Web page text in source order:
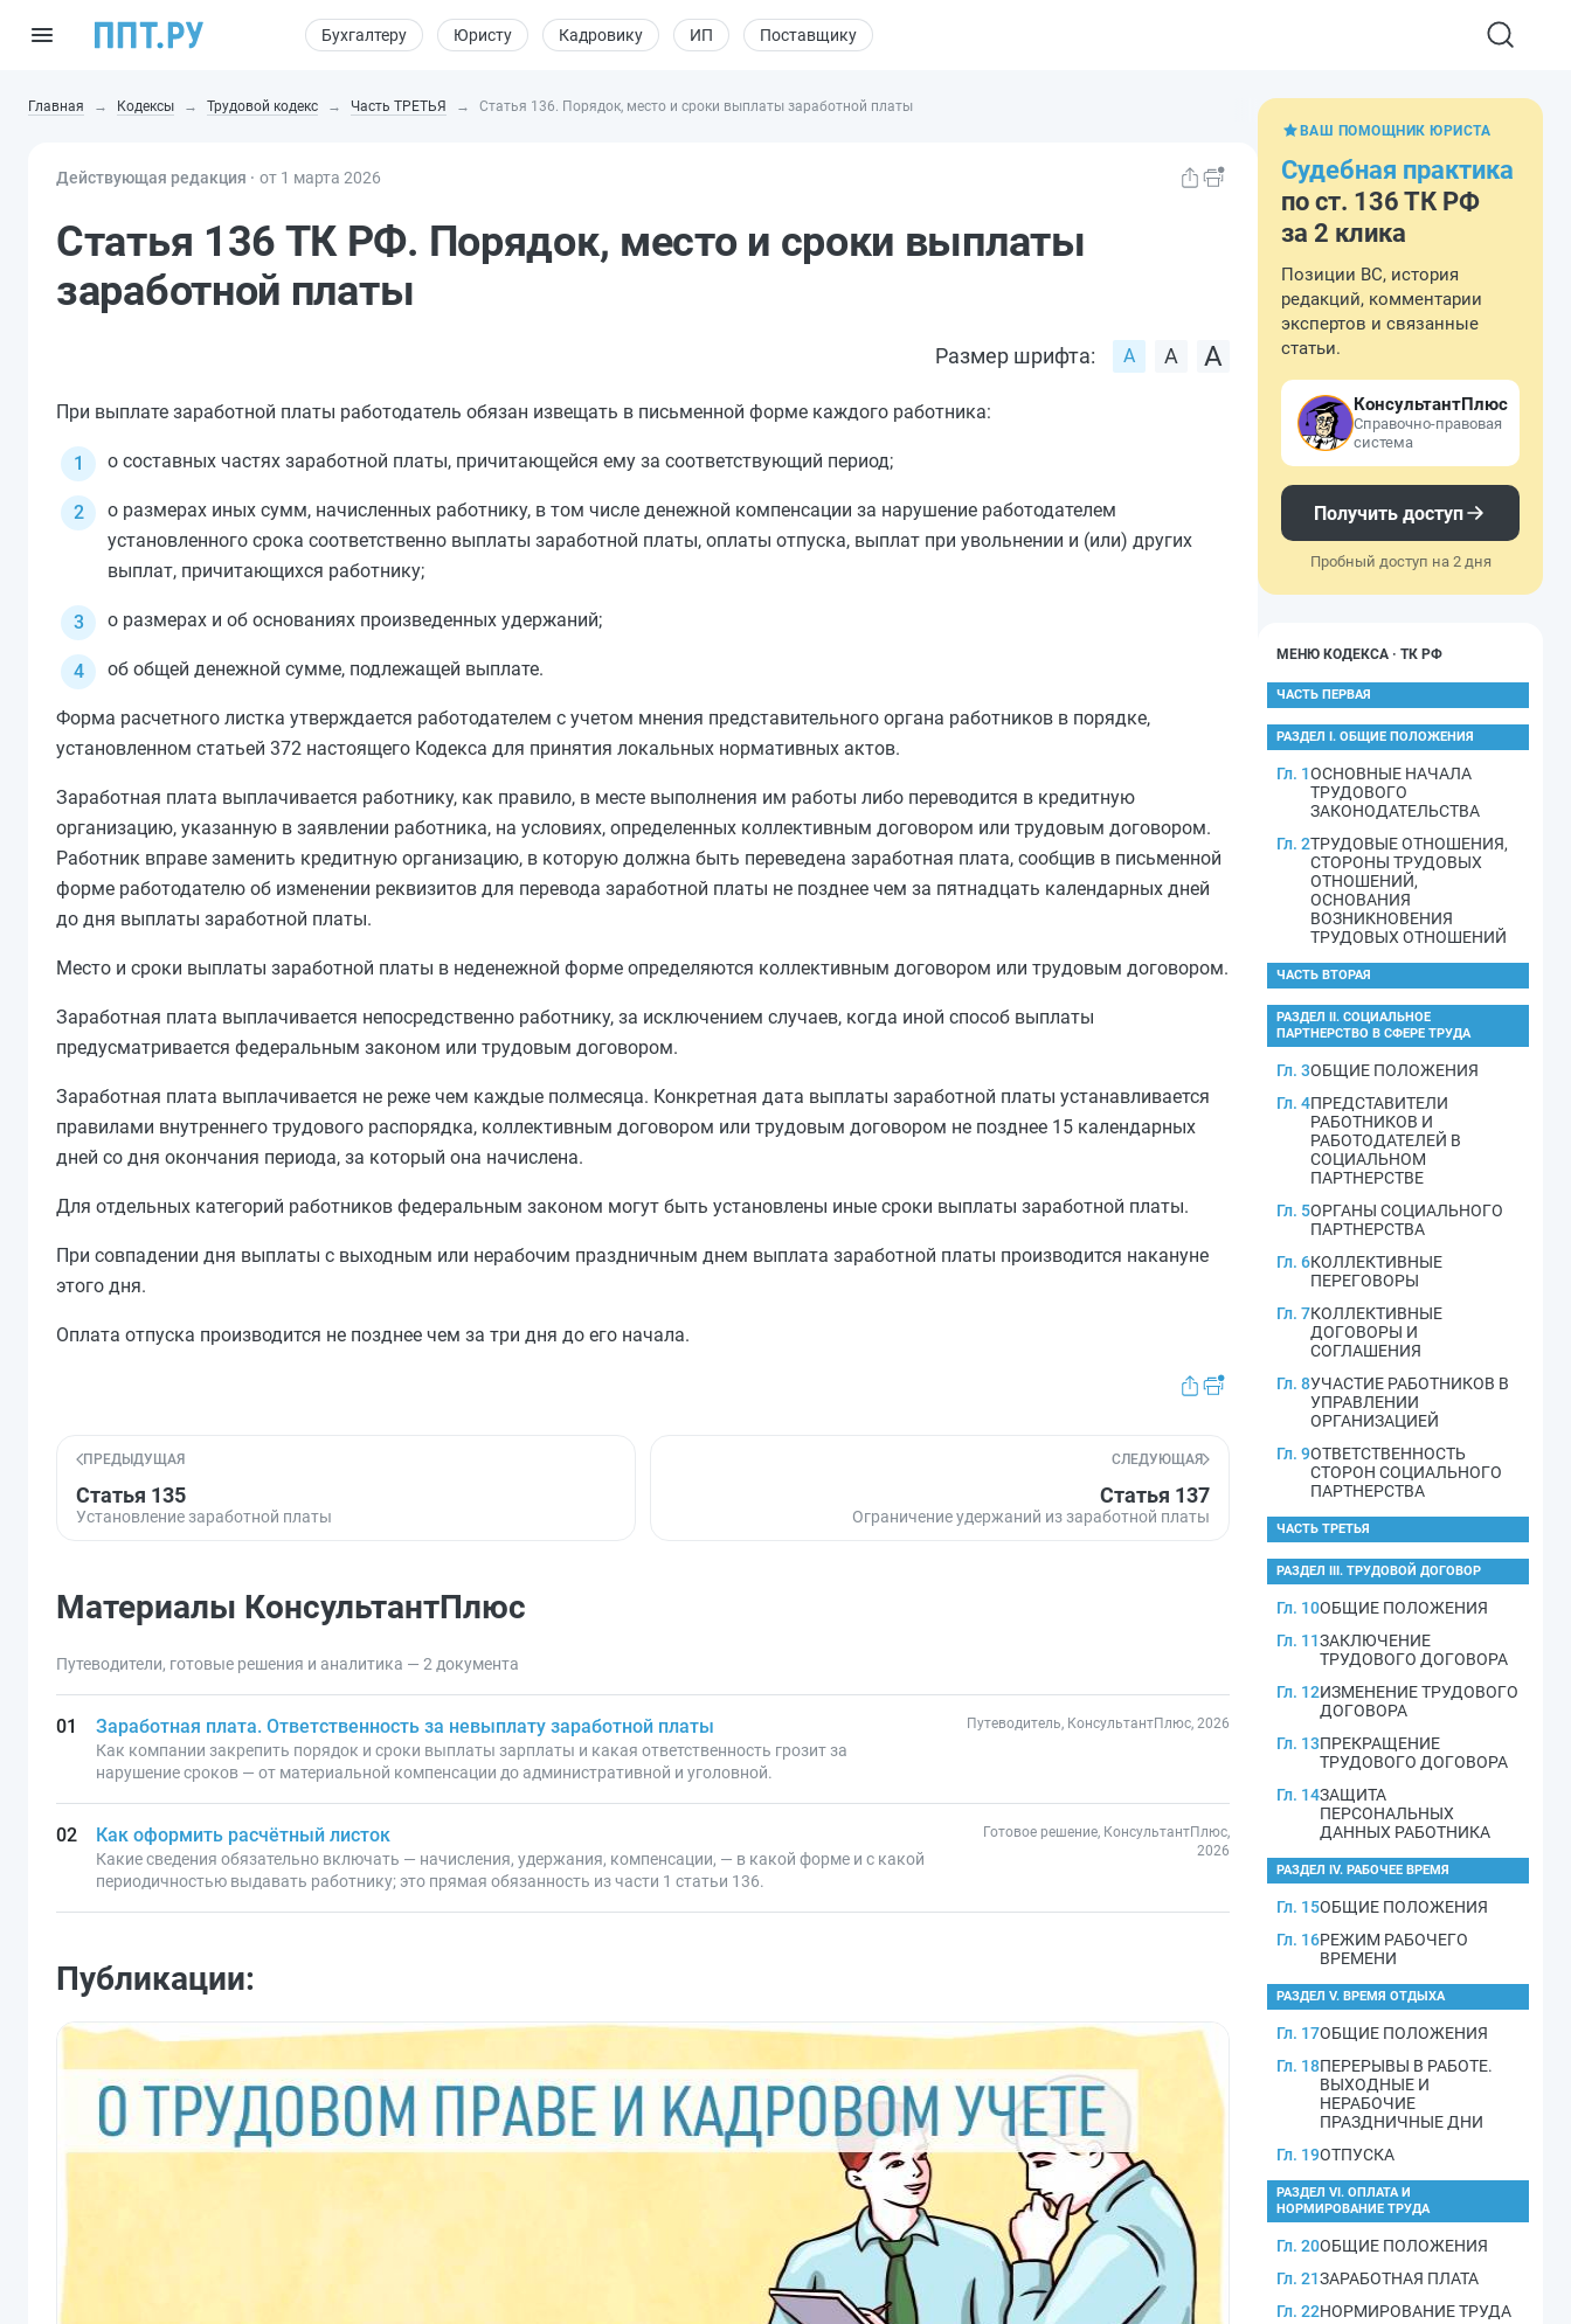
Бухгалтеру Юристу Кадровику ИП Поставщику
Главная Кодексы Трудовой кодекс Часть ТРЕТЬЯ Статья 136. Порядок, место и сроки выплаты заработной платы
Действующая редакция ⸱ от 1 марта 2026
Статья 136 ТК РФ. Порядок, место и сроки выплаты
заработной платы
Размер шрифта:
При выплате заработной платы работодатель обязан извещать в письменной форме каждого работника:
о составных частях заработной платы, причитающейся ему за соответствующий период;
о размерах иных сумм, начисленных работнику, в том числе денежной компенсации за нарушение работодателем
установленного срока соответственно выплаты заработной платы, оплаты отпуска, выплат при увольнении и (или) других
выплат, причитающихся работнику;
о размерах и об основаниях произведенных удержаний;
об общей денежной сумме, подлежащей выплате.
Форма расчетного листка утверждается работодателем с учетом мнения представительного органа работников в порядке,
установленном статьей 372 настоящего Кодекса для принятия локальных нормативных актов.
Заработная плата выплачивается работнику, как правило, в месте выполнения им работы либо переводится в кредитную
организацию, указанную в заявлении работника, на условиях, определенных коллективным договором или трудовым договором.
Работник вправе заменить кредитную организацию, в которую должна быть переведена заработная плата, сообщив в письменной
форме работодателю об изменении реквизитов для перевода заработной платы не позднее чем за пятнадцать календарных дней
до дня выплаты заработной платы.
Место и сроки выплаты заработной платы в неденежной форме определяются коллективным договором или трудовым договором.
Заработная плата выплачивается непосредственно работнику, за исключением случаев, когда иной способ выплаты
предусматривается федеральным законом или трудовым договором.
Заработная плата выплачивается не реже чем каждые полмесяца. Конкретная дата выплаты заработной платы устанавливается
правилами внутреннего трудового распорядка, коллективным договором или трудовым договором не позднее 15 календарных
дней со дня окончания периода, за который она начислена.
Для отдельных категорий работников федеральным законом могут быть установлены иные сроки выплаты заработной платы.
При совпадении дня выплаты с выходным или нерабочим праздничным днем выплата заработной платы производится накануне
этого дня.
Оплата отпуска производится не позднее чем за три дня до его начала.
ПРЕДЫДУЩАЯ
Статья 135
Установление заработной платы
СЛЕДУЮЩАЯ
Статья 137
Ограничение удержаний из заработной платы
Материалы КонсультантПлюс
Путеводители, готовые решения и аналитика — 2 документа
Заработная плата. Ответственность за невыплату заработной платы
Как компании закрепить порядок и сроки выплаты зарплаты и какая ответственность грозит за
нарушение сроков — от материальной компенсации до административной и уголовной.
Путеводитель, КонсультантПлюс, 2026
Как оформить расчётный листок
Какие сведения обязательно включать — начисления, удержания, компенсации, — в какой форме и с какой
периодичностью выдавать работнику; это прямая обязанность из части 1 статьи 136.
Готовое решение, КонсультантПлюс,
2026
Публикации:
ВАШ ПОМОЩНИК ЮРИСТА
Судебная практика
по ст. 136 ТК РФ
за 2 клика
Позиции ВС, история
редакций, комментарии
экспертов и связанные
статьи.
КонсультантПлюс
Справочно-правовая
система
Получить доступ
Пробный доступ на 2 дня
МЕНЮ КОДЕКСА · ТК РФ
ЧАСТЬ ПЕРВАЯ
РАЗДЕЛ I. ОБЩИЕ ПОЛОЖЕНИЯ
Гл. 1ОСНОВНЫЕ НАЧАЛА
ТРУДОВОГО
ЗАКОНОДАТЕЛЬСТВА
Гл. 2ТРУДОВЫЕ ОТНОШЕНИЯ,
СТОРОНЫ ТРУДОВЫХ
ОТНОШЕНИЙ,
ОСНОВАНИЯ
ВОЗНИКНОВЕНИЯ
ТРУДОВЫХ ОТНОШЕНИЙ
ЧАСТЬ ВТОРАЯ
РАЗДЕЛ II. СОЦИАЛЬНОЕ
ПАРТНЕРСТВО В СФЕРЕ ТРУДА
Гл. 3ОБЩИЕ ПОЛОЖЕНИЯ
Гл. 4ПРЕДСТАВИТЕЛИ
РАБОТНИКОВ И
РАБОТОДАТЕЛЕЙ В
СОЦИАЛЬНОМ
ПАРТНЕРСТВЕ
Гл. 5ОРГАНЫ СОЦИАЛЬНОГО
ПАРТНЕРСТВА
Гл. 6КОЛЛЕКТИВНЫЕ
ПЕРЕГОВОРЫ
Гл. 7КОЛЛЕКТИВНЫЕ
ДОГОВОРЫ И
СОГЛАШЕНИЯ
Гл. 8УЧАСТИЕ РАБОТНИКОВ В
УПРАВЛЕНИИ
ОРГАНИЗАЦИЕЙ
Гл. 9ОТВЕТСТВЕННОСТЬ
СТОРОН СОЦИАЛЬНОГО
ПАРТНЕРСТВА
ЧАСТЬ ТРЕТЬЯ
РАЗДЕЛ III. ТРУДОВОЙ ДОГОВОР
Гл. 10ОБЩИЕ ПОЛОЖЕНИЯ
Гл. 11ЗАКЛЮЧЕНИЕ
ТРУДОВОГО ДОГОВОРА
Гл. 12ИЗМЕНЕНИЕ ТРУДОВОГО
ДОГОВОРА
Гл. 13ПРЕКРАЩЕНИЕ
ТРУДОВОГО ДОГОВОРА
Гл. 14ЗАЩИТА
ПЕРСОНАЛЬНЫХ
ДАННЫХ РАБОТНИКА
РАЗДЕЛ IV. РАБОЧЕЕ ВРЕМЯ
Гл. 15ОБЩИЕ ПОЛОЖЕНИЯ
Гл. 16РЕЖИМ РАБОЧЕГО
ВРЕМЕНИ
РАЗДЕЛ V. ВРЕМЯ ОТДЫХА
Гл. 17ОБЩИЕ ПОЛОЖЕНИЯ
Гл. 18ПЕРЕРЫВЫ В РАБОТЕ.
ВЫХОДНЫЕ И
НЕРАБОЧИЕ
ПРАЗДНИЧНЫЕ ДНИ
Гл. 19ОТПУСКА
РАЗДЕЛ VI. ОПЛАТА И
НОРМИРОВАНИЕ ТРУДА
Гл. 20ОБЩИЕ ПОЛОЖЕНИЯ
Гл. 21ЗАРАБОТНАЯ ПЛАТА
Гл. 22НОРМИРОВАНИЕ ТРУДА